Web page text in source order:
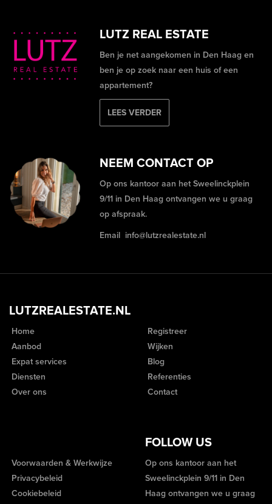
LUTZ REAL ESTATE
Ben je net aangekomen in Den Haag en
ben je op zoek naar een huis of een
appartement?
LEES VERDER
NEEM CONTACT OP
Op ons kantoor aan het Sweelinckplein
9/11 in Den Haag ontvangen we u graag
op afspraak.
Email info@lutzrealestate.nl
LUTZREALESTATE.NL
Home
Aanbod
Expat services
Diensten
Over ons
Registreer
Wijken
Blog
Referenties
Contact
FOLLOW US
Voorwaarden & Werkwijze
Privacybeleid
Cookiebeleid
Op ons kantoor aan het
Sweelinckplein 9/11 in Den
Haag ontvangen we u graag